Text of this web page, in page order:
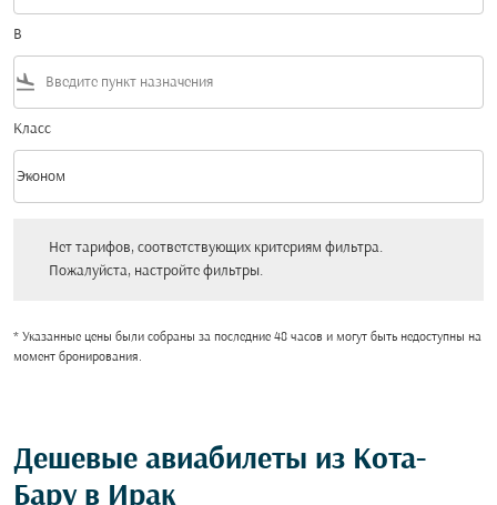
В
flight_land
Класс
Класс option Эконом Selected
Эконом
keyboard_arrow_down
Нет тарифов, соответствующих критериям фильтра.
Пожалуйста, настройте фильтры.
* Указанные цены были собраны за последние 48 часов и могут быть недоступны на
момент бронирования.
Дешевые авиабилеты из Кота-
Бару в Ирак